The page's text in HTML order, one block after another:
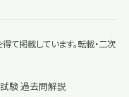
掲載しています。転載・二次
験 過去問解説